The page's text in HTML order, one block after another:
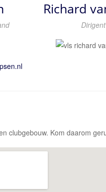
Richard
Dirigent
clubgebouw. Kom daarom